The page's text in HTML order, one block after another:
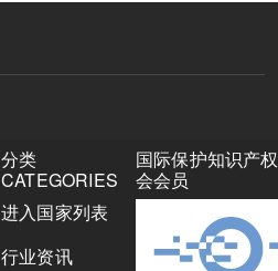
分类
CATEGORIES
进入国家列表
行业资讯
国际保护知识产
会会员